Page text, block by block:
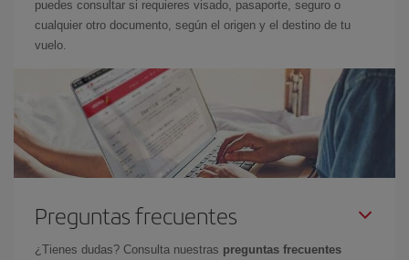
puedes consultar si requieres visado, pasaporte, seguro o
cualquier otro documento, según el origen y el destino de tu
vuelo.
Preguntas frecuentes
¿Tienes dudas? Consulta nuestras preguntas frecuentes